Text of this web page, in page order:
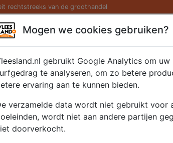
rechtstreeks van de groothandel
Kaas/ Zuivel Saté/ Barbecue
NH 2x500 gr.
Categorie
Mogen we cookies gebruiken?
gebruikt Google Analytics om
te analyseren, om zo betere
ervaring aan te kunnen bieden.
verzamelde data wordt niet gebruikt voor
wordt niet aan andere partijen
doorverkocht.